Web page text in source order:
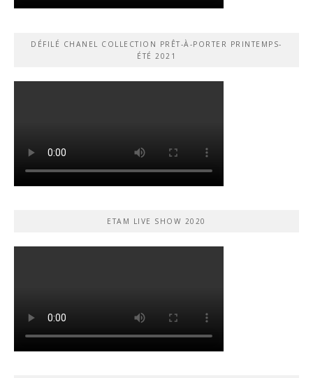
DÉFILÉ CHANEL COLLECTION PRÊT-À-PORTER PRINTEMPS-
ÉTÉ 2021
ETAM LIVE SHOW 2020